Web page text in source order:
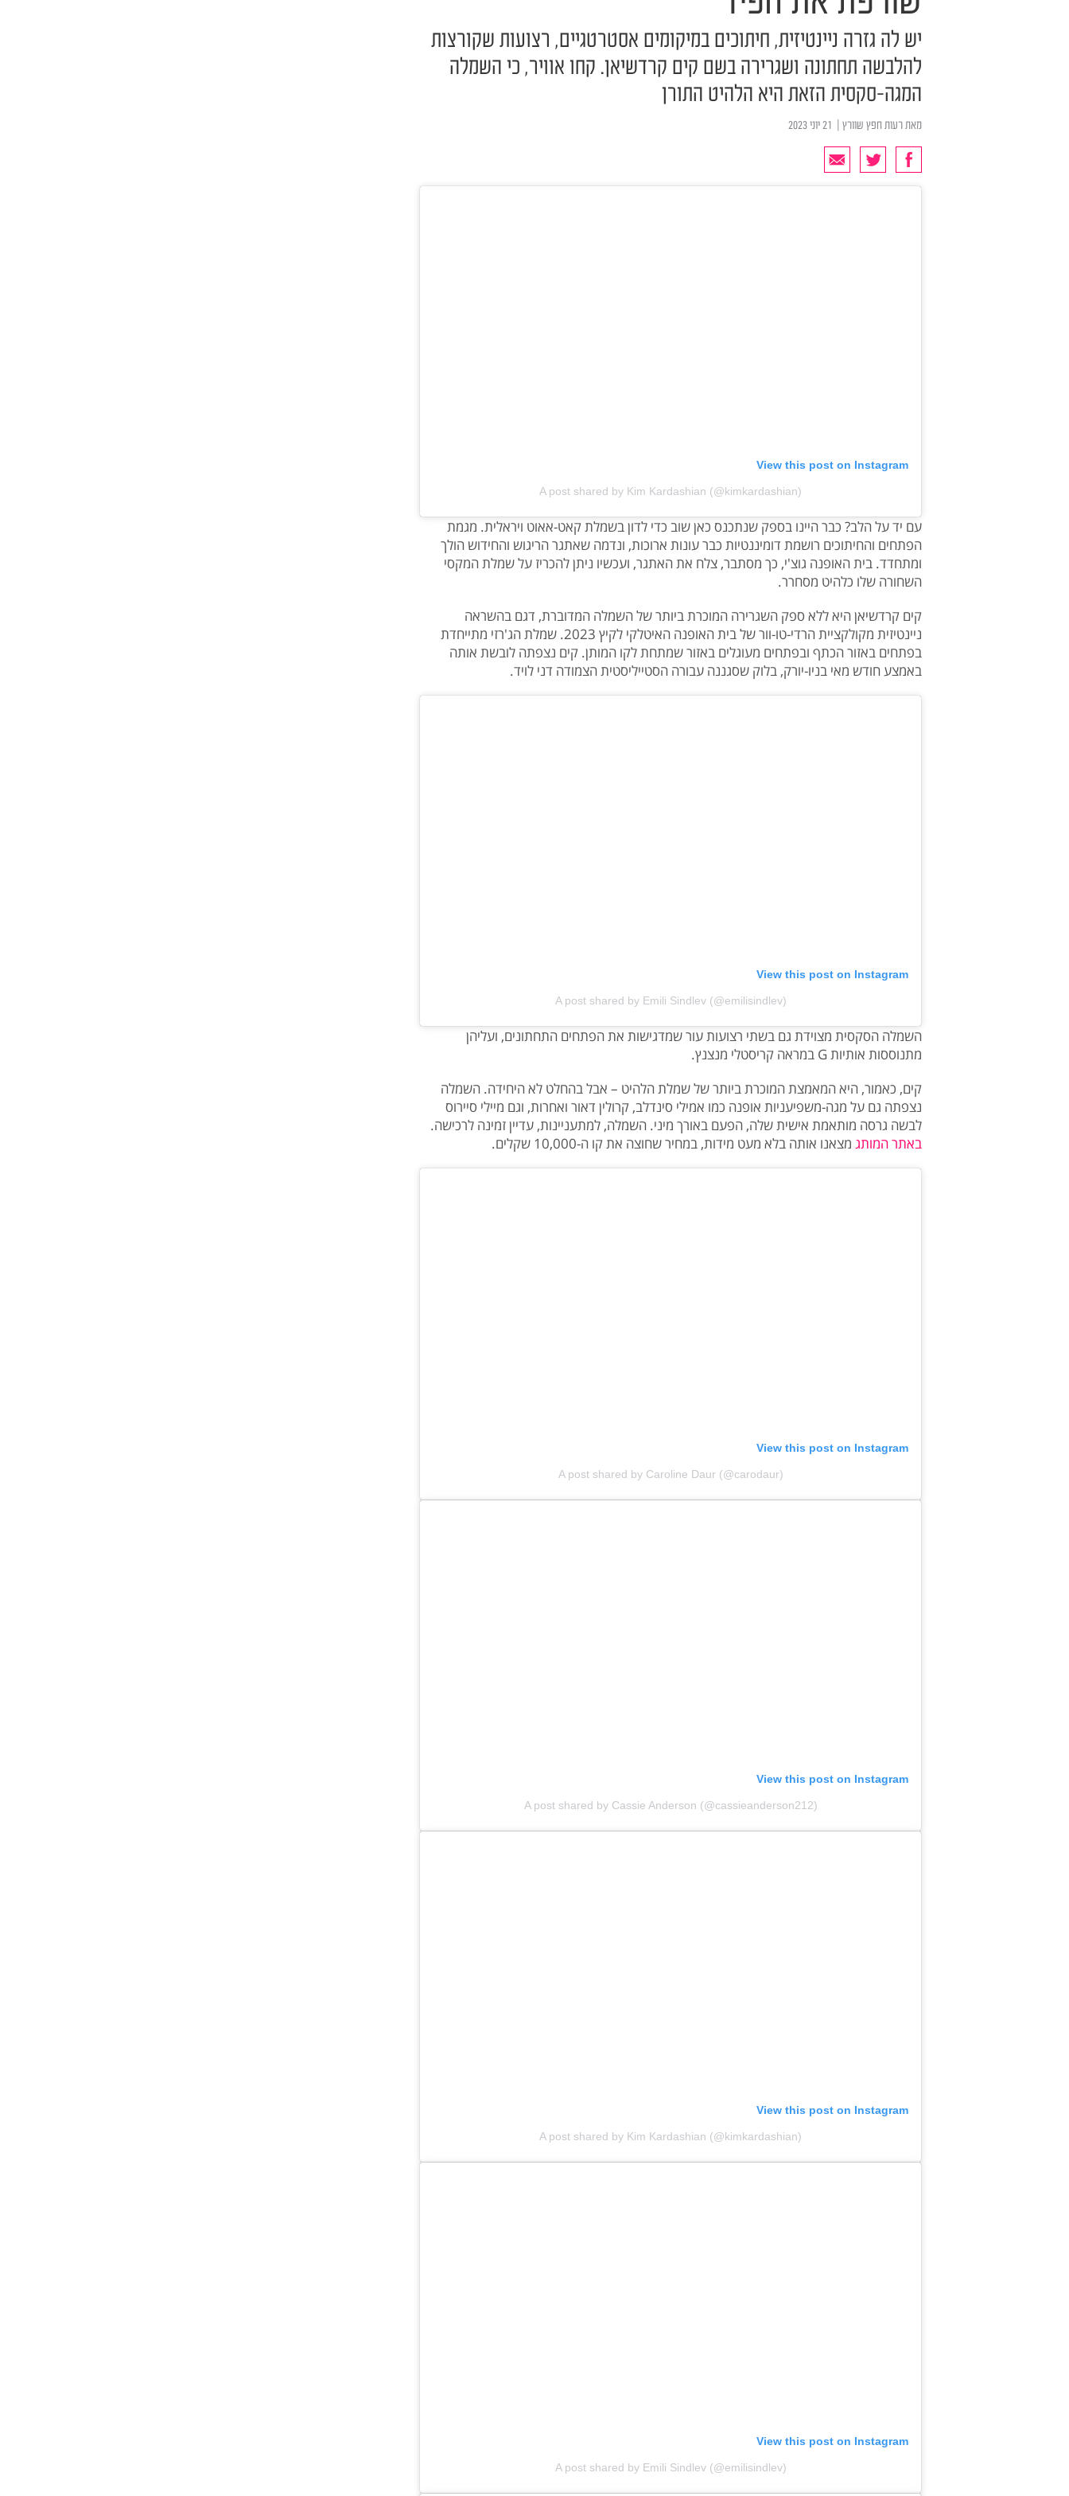
יש לה גזרה ניינטיזית, חיתוכים במיקומים אסטרטגיים, רצועות שקורצות
להלבשה תחתונה ושגרירה בשם קים קרדשיאן. קחו אוויר, כי השמלה
המגה-סקסית הזאת היא הלהיט התורן
מאתרעות חפץ שוורץ
View this post on Instagram
A post shared by Kim Kardashian (@kimkardashian)
עם יד על הלב? כבר היינו בספק שנתכנס כאן שוב כדי לדון בשמלת קאט-אאוט ויראלית. מגמת
הפתחים והחיתוכים רושמת דומיננטיות כבר עונות ארוכות, ונדמה שאתגר הריגוש והחידוש הולך
ומתחדד. בית האופנה גוצ'י, כך מסתבר, צלח את האתגר, ועכשיו ניתן להכריז על שמלת המקסי
השחורה שלו כלהיט מסחרר.
קים קרדשיאן היא ללא ספק השגרירה המוכרת ביותר של השמלה המדוברת, דגם בהשראה
ניינטיזית מקולקציית הרדי-טו-וור של בית האופנה האיטלקי לקיץ 2023. שמלת הג'רזי מתייחדת
בפתחים באזור הכתף ובפתחים מעוגלים באזור שמתחת לקו המותן. קים נצפתה לובשת אותה
באמצע חודש מאי בניו-יורק, בלוק שסגננה עבורה הסטייליסטית הצמודה דני לויד.
View this post on Instagram
A post shared by Emili Sindlev (@emilisindlev)
השמלה הסקסית מצוידת גם בשתי רצועות עור שמדגישות את הפתחים התחתונים, ועליהן
מתנוססות אותיות G במראה קריסטלי מנצנץ.
קים, כאמור, היא המאמצת המוכרת ביותר של שמלת הלהיט – אבל בהחלט לא היחידה. השמלה
נצפתה גם על מגה-משפיעניות אופנה כמו אמילי סינדלב, קרולין דאור ואחרות, וגם מיילי סיירוס
לבשה גרסה מותאמת אישית שלה, הפעם באורך מיני. השמלה, למתעניינות, עדיין זמינה לרכישה.
באתר המותג מצאנו אותה בלא מעט מידות, במחיר שחוצה את קו ה-10,000 שקלים.
View this post on Instagram
A post shared by Caroline Daur (@carodaur)
View this post on Instagram
A post shared by Cassie Anderson (@cassieanderson212)
View this post on Instagram
A post shared by Kim Kardashian (@kimkardashian)
View this post on Instagram
A post shared by Emili Sindlev (@emilisindlev)